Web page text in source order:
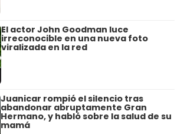
El actor John Goodman luce
irreconocible en una nueva foto
viralizada en la red
Juanicar rompió el silencio tras
abandonar abruptamente Gran
Hermano, y habló sobre la salud de su
mamá